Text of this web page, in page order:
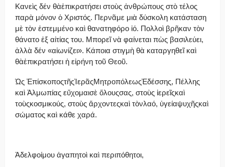
Κανεὶς δέν θὰἐπικρατήσει στοὺς ἀνθρώπους στὸ τέλος
παρὰ μόνον ὁ Χριστός. Περνᾶμε μιὰ δύσκολη κατάσταση
μὲ τὸν ἐστεμμένο καὶ θανατηφόρο ἰό. Πολλοὶ βρῆκαν τὸν
θάνατο ἐξ αἰτίας του. Μπορεῖ νὰ φαίνεται πὼς βασιλεύει,
ἀλλὰ δέν «αἰωνίζει». Κάποια στιγμὴ θὰ καταργηθεῖ καὶ
θὰἐπικρατήσει ἡ εἰρήνη τοῦ Θεοῦ.
Ὡς ἘπίσκοποςτῆςἹερᾶςΜητροπόλεωςἘδέσσης, Πέλλης
καὶ Ἀλμωπίας εὔχομαισὲ ὅλουςσας, στοὺς ἱερεῖςκαὶ
τοὺςκοσμικούς, στοὺς ἄρχοντεςκαὶ τὸνλαό, ὑγείαψυχῆςκαὶ
σώματος καὶ κάθε χαρά.
Ἀδελφοίμου ἀγαπητοὶ καὶ περιπόθητοι,